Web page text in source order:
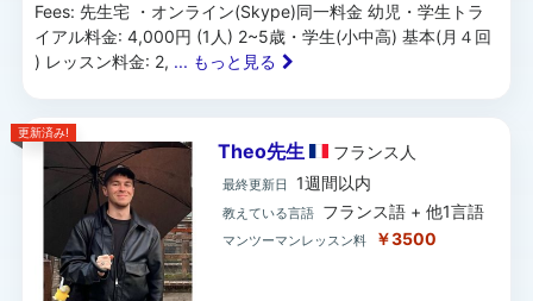
Fees: 先生宅 ・オンライン(Skype)同一料金 幼児・学生トラ
イアル料金: 4,000円 (1人) 2~5歳・学生(小中高) 基本(月４回
) レッスン料金: 2, ... もっと見る
更新済み!
Theo先生 フランス 人
最終更新日 1週間以内
教えている言語 フランス語 + 他1言語
マンツーマンレッスン料 ￥3500